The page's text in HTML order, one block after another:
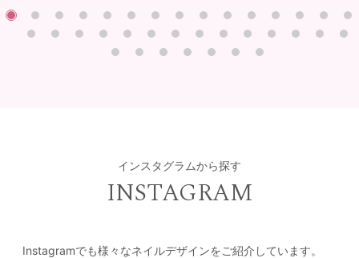
インスタグラムから探す
INSTAGRAM
Instagramでも様々なネイルデザインをご紹介しています。